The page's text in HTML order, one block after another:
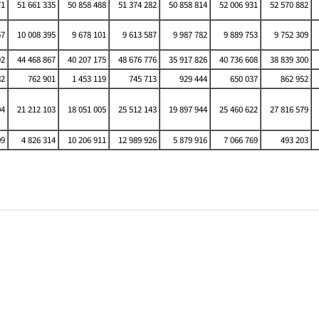
51 661 335 50 858 488 51 374 282 50 858 814 52 006 931
52 570 882
10 008 395 9 678 101 9 613 587 9 987 782 9 889 753
9 752 309
44 468 867 40 207 175 48 676 776 35 917 826 40 736 608
38 839 300
762 901 1 453 119 745 713 929 444 650 037
862 952
21 212 103 18 051 005 25 512 143 19 897 944 25 460 622 27 816 579
4 826 314 10 206 911 12 989 926 5 879 916 7 066 769 493 203